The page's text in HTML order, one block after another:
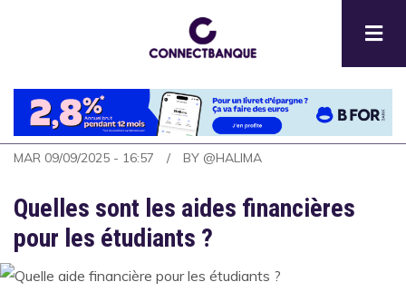
principal
MAR 09/09/2025 - 16:57 BY @HALIMA
Quelles sont les aides financières
pour les étudiants ?